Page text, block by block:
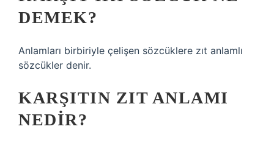
DEMEK?
Anlamları birbiriyle çelişen sözcüklere zıt anlamlı
sözcükler denir.
KARŞITIN ZIT ANLAMI
NEDIR?